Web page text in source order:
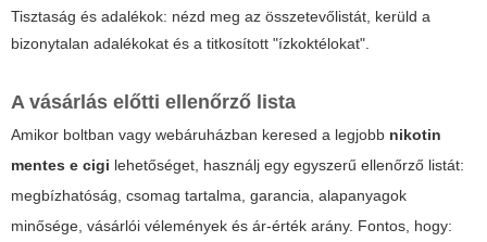
Tisztaság és adalékok: nézd meg az összetevőlistát, kerüld a
bizonytalan adalékokat és a titkosított "ízkoktélokat".
A vásárlás előtti ellenőrző lista
Amikor boltban vagy webáruházban keresed a legjobb nikotin
mentes e cigi lehetőséget, használj egy egyszerű ellenőrző listát:
megbízhatóság, csomag tartalma, garancia, alapanyagok
minősége, vásárlói vélemények és ár-érték arány. Fontos, hogy: